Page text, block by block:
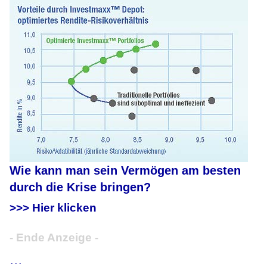
Wie kann man sein Vermögen am besten
durch die Krise bringen?
>>> Hier klicken
- Ende Anzeige -